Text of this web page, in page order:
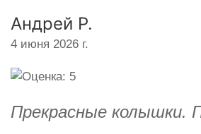
Андрей Р.
4 июня 2026 г.
Прекрасные колышки.